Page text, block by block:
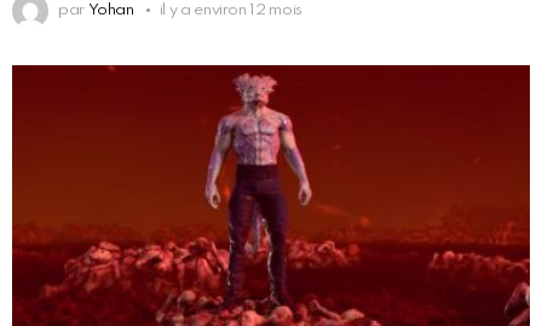
par Yohan il y a environ 12 mois